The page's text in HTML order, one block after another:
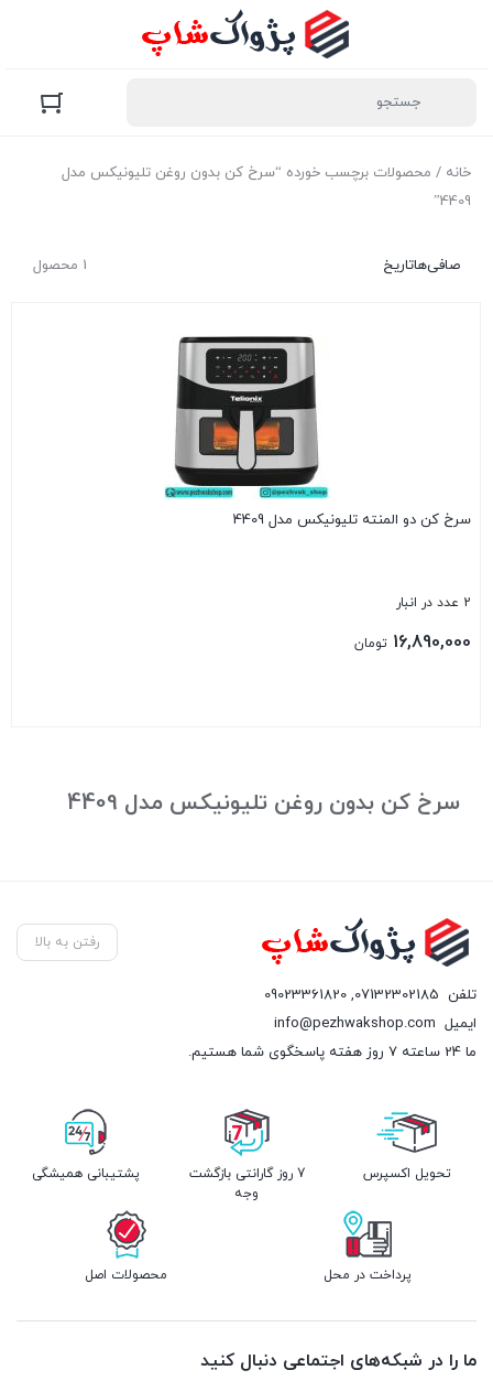
خانه / محصولات برچسب خورده “سرخ کن بدون روغن تلیونیکس مدل
4409”
1 محصول صافی‌هاتاریخ
سرخ کن دو المنته تلیونیکس مدل 4409
2 عدد در انبار
16,890,000 تومان
سرخ کن بدون روغن تلیونیکس مدل 4409
رفتن به بالا
تلفن 07132302185
,
09023361820
ایمیل info@pezhwakshop.com
ما 24 ساعته 7 روز هفته پاسخگوی شما هستیم.
تحویل اکسپرس
7 روز گارانتی بازگشت
وجه
پشتیبانی همیشگی
پرداخت در محل محصولات اصل
ما را در شبکه‌های اجتماعی دنبال کنید